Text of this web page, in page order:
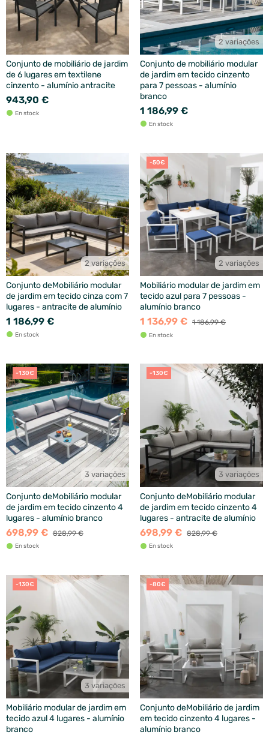
Conjunto de mobiliário de jardim
de 6 lugares em textilene
cinzento - alumínio antracite
943,90 €
En stock
2 variações
Conjunto de mobiliário modular
de jardim em tecido cinzento
para 7 pessoas - alumínio
branco
1 186,99 €
En stock
2 variações
Conjunto deMobiliário modular
de jardim em tecido cinza com 7
lugares - antracite de alumínio
1 186,99 €
En stock
-50€
2 variações
Mobiliário modular de jardim em
tecido azul para 7 pessoas -
alumínio branco
1 136,99 € 1 186,99 €
En stock
-130€
3 variações
Conjunto deMobiliário modular
de jardim em tecido cinzento 4
lugares - alumínio branco
698,99 € 828,99 €
En stock
-130€
3 variações
Conjunto deMobiliário modular
de jardim em tecido cinzento 4
lugares - antracite de alumínio
698,99 € 828,99 €
En stock
-130€
3 variações
Mobiliário modular de jardim em
tecido azul 4 lugares - alumínio
branco
-80€
Conjunto deMobiliário de jardim
em tecido cinzento 4 lugares -
alumínio branco